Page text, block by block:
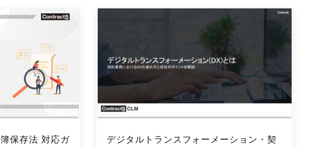
保存法 対応ガ
デジタルトランスフォーメーション・契